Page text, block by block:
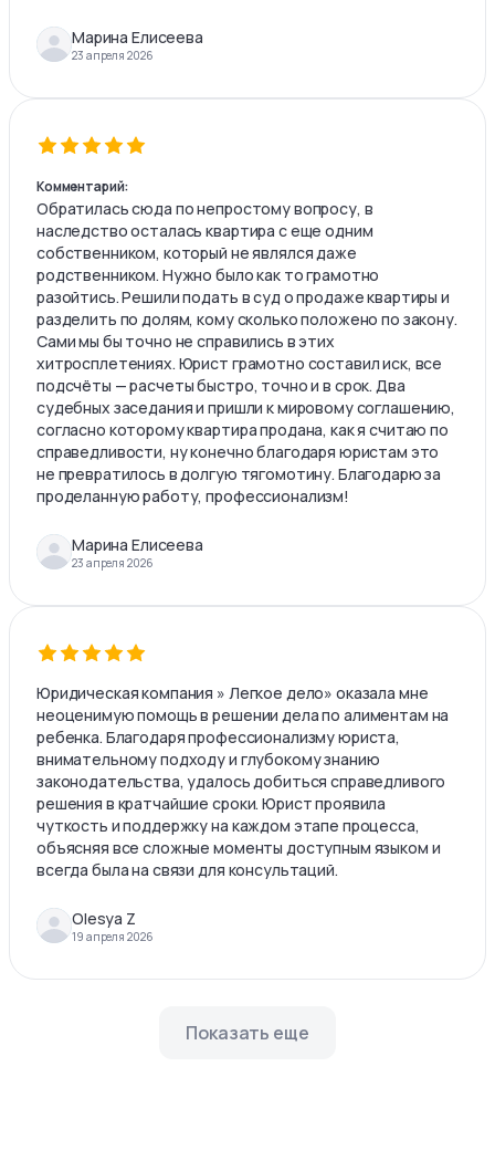
Марина Елисеева
23 апреля 2026
Комментарий:
Обратилась сюда по непростому вопросу, в
наследство осталась квартира с еще одним
собственником, который не являлся даже
родственником. Нужно было как то грамотно
разойтись. Решили подать в суд о продаже квартиры и
разделить по долям, кому сколько положено по закону.
Сами мы бы точно не справились в этих
хитросплетениях. Юрист грамотно составил иск, все
подсчёты — расчеты быстро, точно и в срок. Два
судебных заседания и пришли к мировому соглашению,
согласно которому квартира продана, как я считаю по
справедливости, ну конечно благодаря юристам это
не превратилось в долгую тягомотину. Благодарю за
проделанную работу, профессионализм!
Марина Елисеева
23 апреля 2026
Юридическая компания » Легкое дело» оказала мне
неоценимую помощь в решении дела по алиментам на
ребенка. Благодаря профессионализму юриста,
внимательному подходу и глубокому знанию
законодательства, удалось добиться справедливого
решения в кратчайшие сроки. Юрист проявила
чуткость и поддержку на каждом этапе процесса,
объясняя все сложные моменты доступным языком и
всегда была на связи для консультаций.
Olesya Z
19 апреля 2026
Показать еще